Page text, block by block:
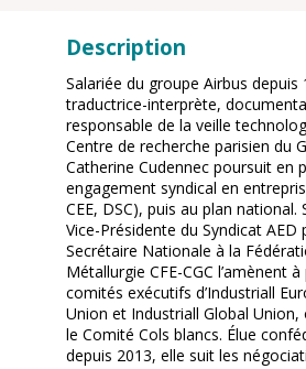
Description
Salariée du groupe Airbus depuis
traductrice-interprète,
responsable de la veille
Centre de recherche parisien du
Catherine Cudennec poursuit en
engagement syndical en
CEE, DSC), puis au plan
Vice-Présidente du Syndicat AED
Secrétaire Nationale à la
Métallurgie CFE-CGC l’amènent
comités exécutifs d’Industriall
Union et Industriall Global Union,
le Comité Cols blancs. Élue
depuis 2013, elle suit les